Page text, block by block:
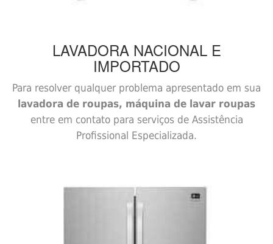
LAVADORA NACIONAL E
IMPORTADO
Para resolver qualquer problema apresentado em sua
lavadora de roupas, máquina de lavar roupas
entre em contato para serviços de Assistência
Profissional Especializada.